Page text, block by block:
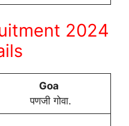
2024
Goa
पणजी गोवा.